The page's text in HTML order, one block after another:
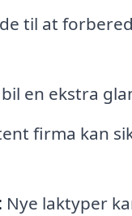
til at
en ekstra
firma kan
Nye laktyper